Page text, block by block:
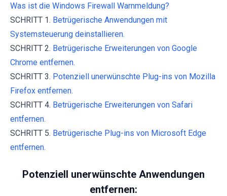
Was ist die Windows Firewall Warnmeldung?
SCHRITT 1. Betrügerische Anwendungen mit
Systemsteuerung deinstallieren.
SCHRITT 2. Betrügerische Erweiterungen von Google
Chrome entfernen.
SCHRITT 3. Potenziell unerwünschte Plug-ins von Mozilla
Firefox entfernen.
SCHRITT 4. Betrügerische Erweiterungen von Safari
entfernen.
SCHRITT 5. Betrügerische Plug-ins von Microsoft Edge
entfernen.
Potenziell unerwünschte Anwendungen
entfernen: